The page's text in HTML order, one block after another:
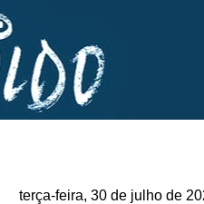
terça-feira, 30 de julho de